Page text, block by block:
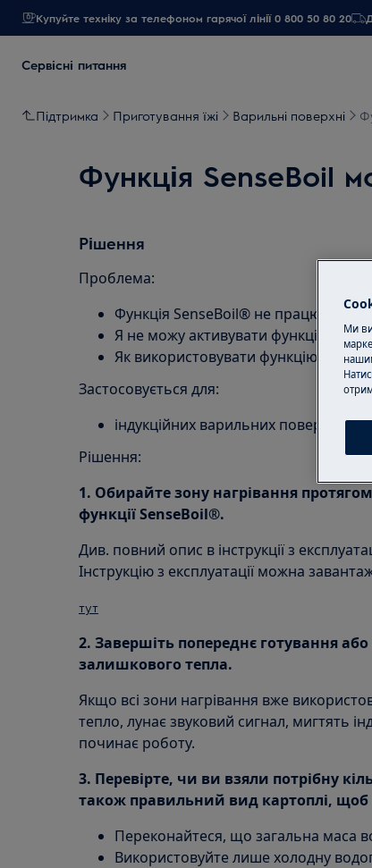
Купуйте техніку за телефоном гарячої лінії 0 800 50 80 20
Сервісні питання
Підтримка Приготування їжі Варильні поверхні
Функція SenseBoil
Рішення
Проблема:
Функція SenseBoil® не працює
Я не можу активувати функцію
Як використовувати функцію
Застосовується для:
індукційних варильних поверхонь
Рішення:
1. Обирайте зону нагрівання
функції SenseBoil®.
Див. повний опис в інструкції з
Інструкцію з експлуатації можна
тут
2. Завершіть попереднє готування або
залишкового тепла.
Якщо всі зони нагрівання вже
тепло, лунає звуковий сигнал, мигтять
починає роботу.
3. Перевірте, чи ви взяли потрібну
також правильний вид картоплі,
Переконайтеся, що загальна маса
Використовуйте лише холодну
Ми